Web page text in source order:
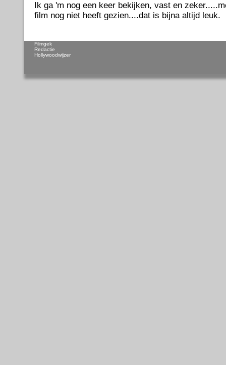
Ik ga 'm nog een keer bekijken, vast en
film nog niet heeft gezien....dat is bijna altijd leuk.
Filmgek
Redactie
Hollywoodwijzer